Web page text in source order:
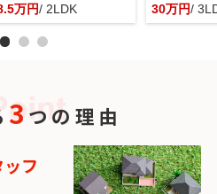
万円/ 2LDK
30万円/
3 つの理由
フ